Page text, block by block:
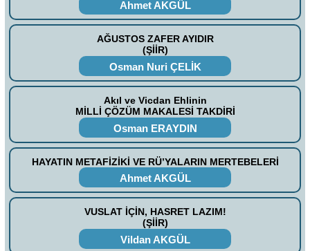
Ahmet AKGÜL
AĞUSTOS ZAFER AYIDIR
(ŞİİR)
Osman Nuri ÇELİK
Akıl ve Vicdan Ehlinin
MİLLİ ÇÖZÜM MAKALESİ TAKDİRİ
Osman ERAYDIN
HAYATIN METAFİZİKİ VE RÜ’YALARIN MERTEBELERİ
Ahmet AKGÜL
VUSLAT İÇİN, HASRET LAZIM!
(ŞİİR)
Vildan AKGÜL